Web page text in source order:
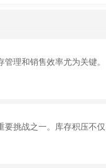
理和销售效率尤为关键。
要挑战之一。库存积压不仅